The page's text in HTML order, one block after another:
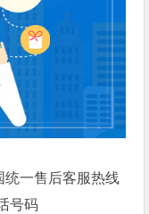
统一售后客服热线
号码